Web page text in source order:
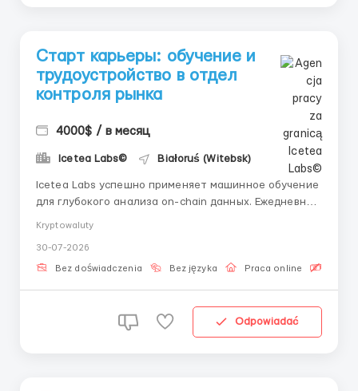
Старт карьеры: обучение и
трудоустройство в отдел
контроля рынка
4000$ / в месяц
Icetea Labs© Białoruś (Witebsk)
Icetea Labs успешно применяет машинное обучение
для глубокого анализа on-chain данных. Ежедневно
Пишите рекрутеру: @aleksandr_barabashov Format:
Удалённо (по всему миру) График: Частичная
Kryptowaluty
30-07-2026
Bez doświadczenia Bez języka Praca online
Odpowiadać